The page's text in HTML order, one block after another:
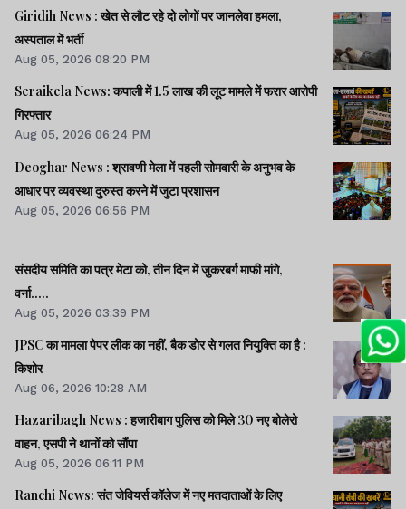
Giridih News : खेत से लौट रहे दो लोगों पर जानलेवा हमला,
अस्पताल में भर्ती
Aug 05, 2026 08:20 PM
Seraikela News: कपाली में 1.5 लाख की लूट मामले में फरार आरोपी
गिरफ्तार
Aug 05, 2026 06:24 PM
Deoghar News : श्रावणी मेला में पहली सोमवारी के अनुभव के
आधार पर व्यवस्था दुरुस्त करने में जुटा प्रशासन
Aug 05, 2026 06:56 PM
संसदीय समिति का पत्र मेटा को, तीन दिन में जुकरबर्ग माफी मांगे,
वर्ना.....
Aug 05, 2026 03:39 PM
JPSC का मामला पेपर लीक का नहीं, बैक डोर से गलत नियुक्ति का है :
किशोर
Aug 06, 2026 10:28 AM
Hazaribagh News : हजारीबाग पुलिस को मिले 30 नए बोलेरो
वाहन, एसपी ने थानों को सौंपा
Aug 05, 2026 06:11 PM
Ranchi News: संत जेवियर्स कॉलेज में नए मतदाताओं के लिए